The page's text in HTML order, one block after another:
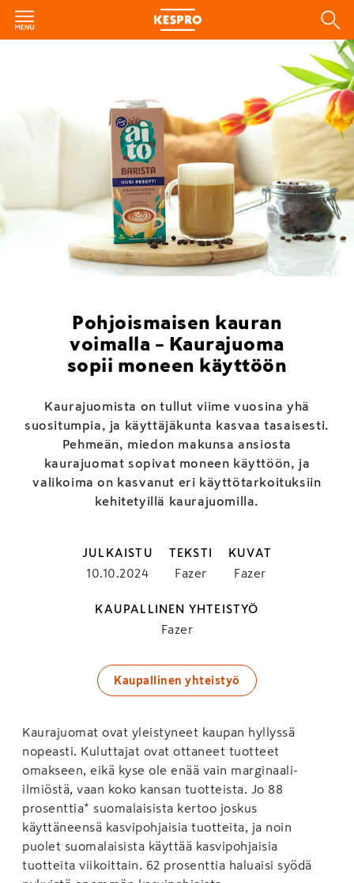
Pohjoismaisen kauran
voimalla – Kaurajuoma
sopii moneen käyttöön
Kaurajuomista on tullut viime vuosina yhä
suositumpia, ja käyttäjäkunta kasvaa tasaisesti.
Pehmeän, miedon makunsa ansiosta
kaurajuomat sopivat moneen käyttöön, ja
valikoima on kasvanut eri käyttötarkoituksiin
kehitetyillä kaurajuomilla.
JULKAISTU
10.10.2024
TEKSTI
Fazer
KUVAT
Fazer
KAUPALLINEN YHTEISTYÖ
Fazer
Kaupallinen yhteistyö
Kaurajuomat ovat yleistyneet kaupan hyllyssä
nopeasti. Kuluttajat ovat ottaneet tuotteet
omakseen, eikä kyse ole enää vain marginaali-
ilmiöstä, vaan koko kansan tuotteista. Jo 88
prosenttia* suomalaisista kertoo joskus
käyttäneensä kasvipohjaisia tuotteita, ja noin
puolet suomalaisista käyttää kasvipohjaisia
tuotteita viikoittain. 62 prosenttia haluaisi syödä